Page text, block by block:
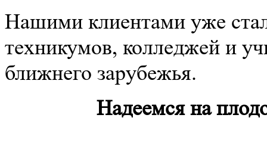
Нашими клиентами уже
техникумов, колледжей и
ближнего зарубежья.
Надеемся на